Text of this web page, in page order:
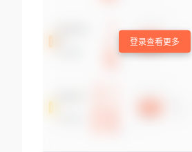
登录查看更多